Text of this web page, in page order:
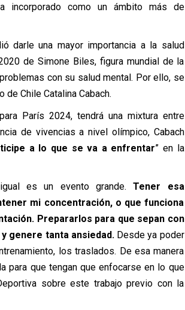
incorporado como un ámbito más de
darle una mayor importancia a la salud
de Simone Biles, figura mundial de la
con su salud mental. Por ello, se
de Chile Catalina Cabach.
París 2024, tendrá una mixtura entre
de vivencias a nivel olímpico, Cabach
a lo que se va a enfrentar” en la
igual es un evento grande.Tener esa
mi concentración, o que funciona
Prepararlos para que sepan con
genere tanta ansiedad.Desde ya poder
los traslados. De esa manera
para que tengan que enfocarse en lo que
sobre este trabajo previo con la